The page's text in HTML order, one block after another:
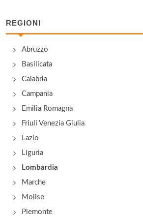
REGIONI
Abruzzo
Basilicata
Calabria
Campania
Emilia Romagna
Friuli Venezia Giulia
Lazio
Liguria
Lombardia
Marche
Molise
Piemonte